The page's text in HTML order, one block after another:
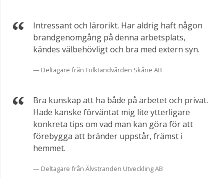
Intressant och lärorikt. Har aldrig haft någon
brandgenomgång på denna arbetsplats,
kändes välbehövligt och bra med extern syn.
Deltagare från Folktandvården Skåne AB
Bra kunskap att ha både på arbetet och privat.
Hade kanske förväntat mig lite ytterligare
konkreta tips om vad man kan göra för att
förebygga att bränder uppstår, främst i
hemmet.
Deltagare från Älvstranden Utveckling AB